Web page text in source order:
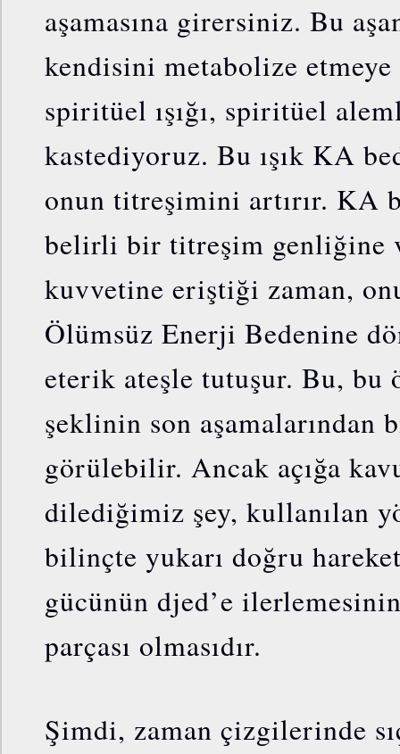
aşamasına girersiniz. Bu
kendisini metabolize etmeye
spiritüel ışığı, spiritüel
kastediyoruz. Bu ışık KA
onun titreşimini artırır. KA
belirli bir titreşim genliğine
kuvvetine eriştiği zaman,
Ölümsüz Enerji Bedenine
eterik ateşle tutuşur. Bu, bu
şeklinin son aşamalarından
görülebilir. Ancak açığa
dilediğimiz şey, kullanılan
bilinçte yukarı doğru
gücünün djed’e
parçası olmasıdır.
Şimdi, zaman çizgilerinde